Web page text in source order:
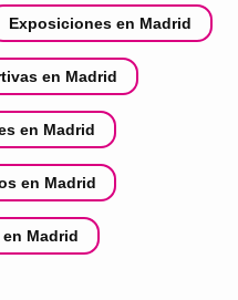
Exposiciones en Madrid
en Madrid
en Madrid
en Madrid
Madrid